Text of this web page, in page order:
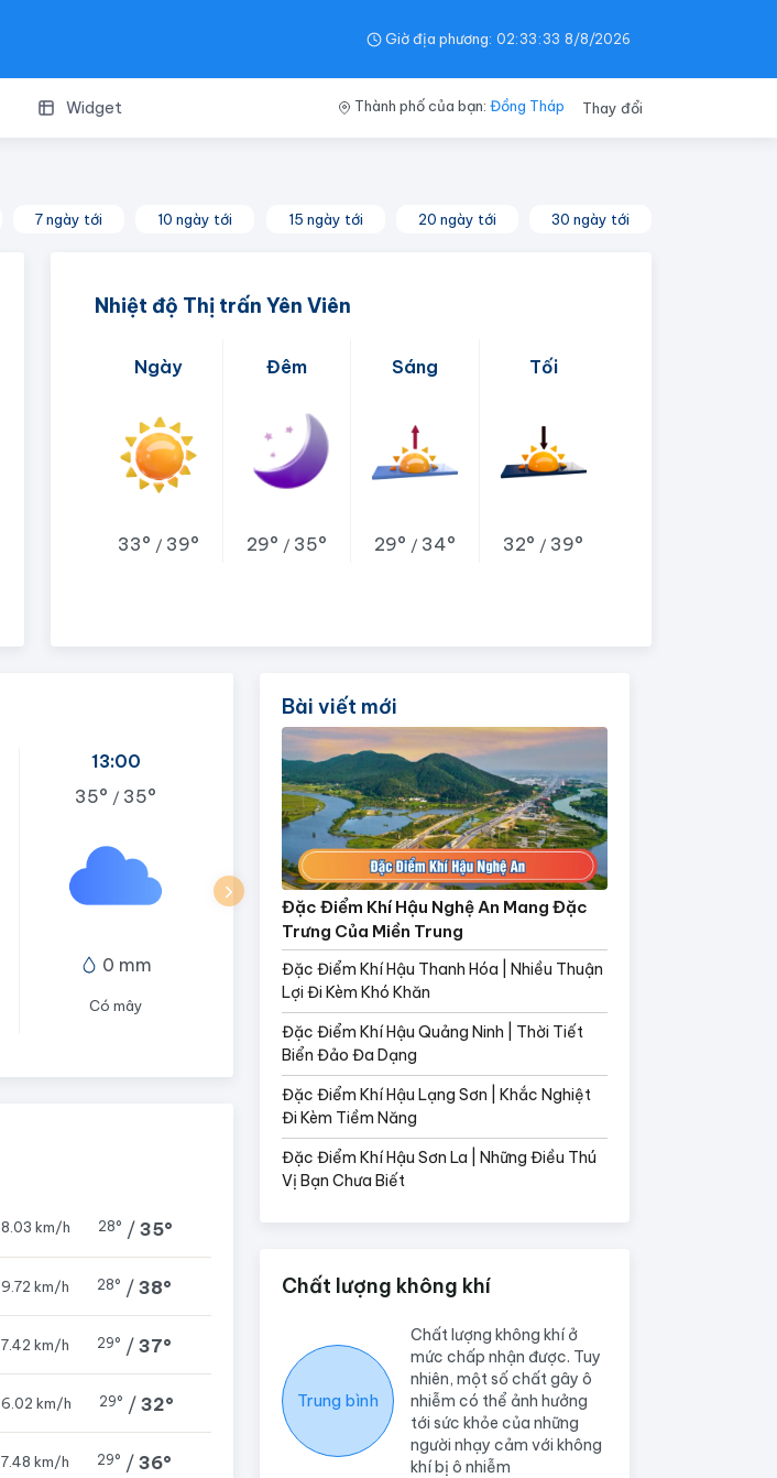
Giờ địa phương: 02: 33 : 33 8/8/2026
Widget Thành phố của bạn: Đồng Tháp Thay đổi
7 ngày tới 10 ngày tới 15 ngày tới 20 ngày tới 30 ngày tới
Nhiệt độ Thị trấn Yên Viên
Ngày
33° / 39°
Đêm
29° / 35°
Sáng
29° / 34°
Tối
32° / 39°
13:00
35° / 35°
0 mm
Có mây
8.03 km/h 28° / 35°
9.72 km/h 28° / 38°
7.42 km/h 29° / 37°
6.02 km/h 29° / 32°
7.48 km/h 29° / 36°
Bài viết mới
Đặc Điểm Khí Hậu Nghệ An Mang Đặc
Trưng Của Miền Trung
Đặc Điểm Khí Hậu Thanh Hóa | Nhiều Thuận
Lợi Đi Kèm Khó Khăn
Đặc Điểm Khí Hậu Quảng Ninh | Thời Tiết
Biển Đảo Đa Dạng
Đặc Điểm Khí Hậu Lạng Sơn | Khắc Nghiệt
Đi Kèm Tiềm Năng
Đặc Điểm Khí Hậu Sơn La | Những Điều Thú
Vị Bạn Chưa Biết
Chất lượng không khí
Trung bình
Chất lượng không khí ở
mức chấp nhận được. Tuy
nhiên, một số chất gây ô
nhiễm có thể ảnh hưởng
tới sức khỏe của những
người nhạy cảm với không
khí bị ô nhiễm